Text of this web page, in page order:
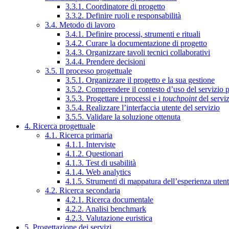
3.3.1. Coordinatore di progetto
3.3.2. Definire ruoli e responsabilità
3.4. Metodo di lavoro
3.4.1. Definire processi, strumenti e rituali
3.4.2. Curare la documentazione di progetto
3.4.3. Organizzare tavoli tecnici collaborativi
3.4.4. Prendere decisioni
3.5. Il processo progettuale
3.5.1. Organizzare il progetto e la sua gestione
3.5.2. Comprendere il contesto d’uso del servizio
3.5.3. Progettare i processi e i touchpointdel
3.5.4. Realizzare l’interfaccia utente del servizio
3.5.5. Validare la soluzione ottenuta
4. Ricerca progettuale
4.1. Ricerca primaria
4.1.1. Interviste
4.1.2. Questionari
4.1.3. Test di usabilità
4.1.4. Web analytics
4.1.5. Strumenti di mappatura dell’esperienza
4.2. Ricerca secondaria
4.2.1. Ricerca documentale
4.2.2. Analisi benchmark
4.2.3. Valutazione euristica
5. Progettazione dei servizi